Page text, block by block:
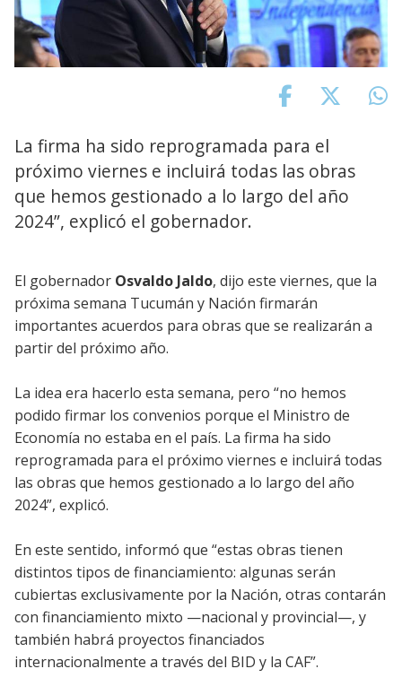
La firma ha sido reprogramada para el
próximo viernes e incluirá todas las obras
que hemos gestionado a lo largo del año
2024”, explicó el gobernador.
El gobernador Osvaldo Jaldo, dijo este viernes, que la
próxima semana Tucumán y Nación firmarán
importantes acuerdos para obras que se realizarán a
partir del próximo año.
La idea era hacerlo esta semana, pero “no hemos
podido firmar los convenios porque el Ministro de
Economía no estaba en el país. La firma ha sido
reprogramada para el próximo viernes e incluirá todas
las obras que hemos gestionado a lo largo del año
2024”, explicó.
En este sentido, informó que “estas obras tienen
distintos tipos de financiamiento: algunas serán
cubiertas exclusivamente por la Nación, otras contarán
con financiamiento mixto —nacional y provincial—, y
también habrá proyectos financiados
internacionalmente a través del BID y la CAF”.